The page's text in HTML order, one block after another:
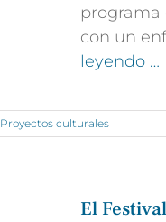
programa
con un
leyendo …
Proyectos culturales
El